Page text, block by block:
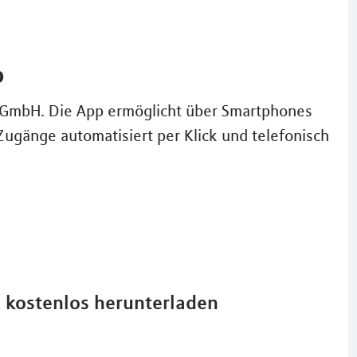
Die App ermöglicht über Smartphones
automatisiert per Klick und telefonisch
herunterladen